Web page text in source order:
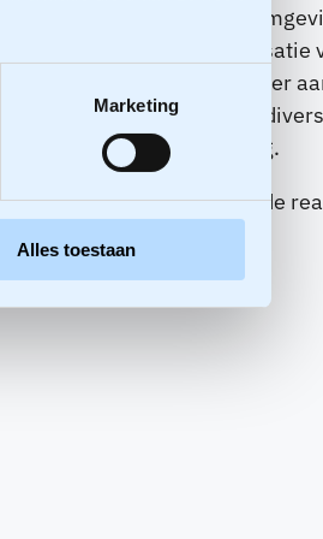
Marketing
Alles toestaan
met elkaar te delen over
bij de organisatie
Hoe meer perspectieven er
van LEO: de wens om
en de omgeving.
nog volop plannen en de